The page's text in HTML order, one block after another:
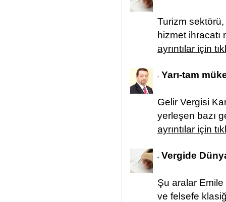
Turizm sektörü,
hizmet
ayrıntılar için
Yarı-tam
Gelir Vergisi
yerleşen bazı
ayrıntılar için
Vergide
Şu aralar
ve felsefe